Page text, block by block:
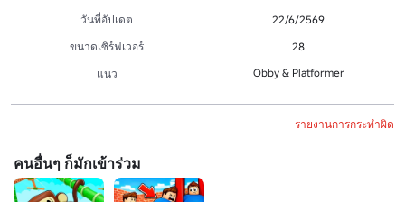
วันที่อัปเดต
22/6/2569
ขนาดเซิร์ฟเวอร์
28
แนว
Obby & Platformer
รายงานการกระทำผิด
คนอื่นๆ ก็มักเข้าร่วม